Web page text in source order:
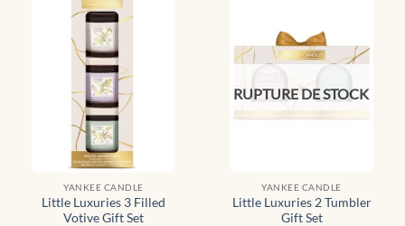
YANKEE CANDLE
Little Luxuries 3 Filled
Votive Gift Set
RUPTURE DE STOCK
YANKEE CANDLE
Little Luxuries 2 Tumbler
Gift Set